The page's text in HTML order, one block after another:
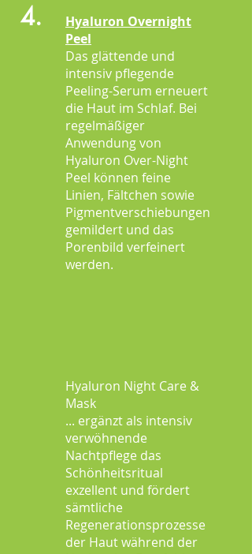
4.
Hyaluron Overnight
Peel
Das glättende und
intensiv pflegende
Peeling-Serum erneuert
die Haut im Schlaf. Bei
regelmäßiger
Anwendung von
Hyaluron Over-Night
Peel können feine
Linien, Fältchen sowie
Pigmentverschiebungen
gemildert und das
Porenbild verfeinert
werden.
Hyaluron Night Care &
Mask
... ergänzt als intensiv
verwöhnende
Nachtpflege das
Schönheitsritual
exzellent und fördert
sämtliche
Regenerationsprozesse
der Haut während der